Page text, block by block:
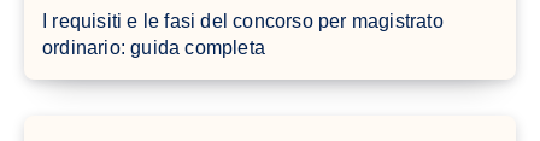
I requisiti e le fasi del concorso per magistrato
ordinario: guida completa